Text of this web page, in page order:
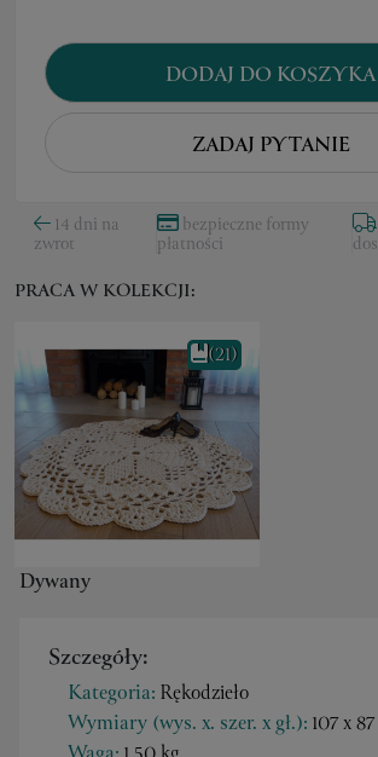
DODAJ DO KOSZYKA
ZADAJ PYTANIE
14 dni na
zwrot
bezpieczne formy
płatności
PRACA W KOLEKCJI:
Dywany
(21)
Szczegóły:
Kategoria: Rękodzieło
Wymiary (wys. x. szer. x gł.): 107 x